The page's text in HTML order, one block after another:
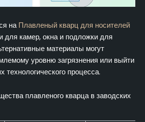
на Плавленый кварц для носителей
для камер, окна и подложки для
материалы могут
уровню загрязнения или выйти
технологического процесса.
плавленого кварца в заводских